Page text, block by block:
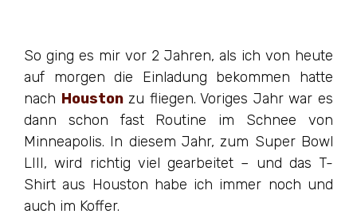
So ging es mir vor 2 Jahren, als ich von heute
auf morgen die Einladung bekommen hatte
nach Houstonzu fliegen. Voriges Jahr war es
dann schon fast Routine im Schnee von
Minneapolis. In diesem Jahr, zum Super Bowl
LIII, wird richtig viel gearbeitet – und das T-
Shirt aus Houston habe ich immer noch und
auch im Koffer.